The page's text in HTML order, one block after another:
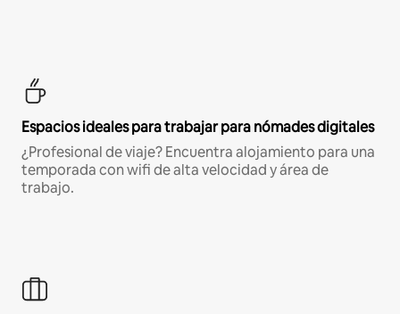
Espacios ideales para trabajar para nómades digitales
¿Profesional de viaje? Encuentra alojamiento para una
temporada con wifi de alta velocidad y área de
trabajo.